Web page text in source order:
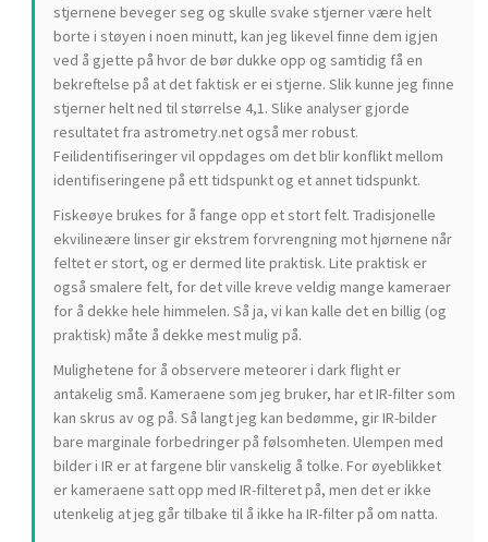
stjernene beveger seg og skulle svake stjerner være helt
borte i støyen i noen minutt, kan jeg likevel finne dem igjen
ved å gjette på hvor de bør dukke opp og samtidig få en
bekreftelse på at det faktisk er ei stjerne. Slik kunne jeg finne
stjerner helt ned til størrelse 4,1. Slike analyser gjorde
resultatet fra astrometry.net også mer robust.
Feilidentifiseringer vil oppdages om det blir konflikt mellom
identifiseringene på ett tidspunkt og et annet tidspunkt.
Fiskeøye brukes for å fange opp et stort felt. Tradisjonelle
ekvilineære linser gir ekstrem forvrengning mot hjørnene når
feltet er stort, og er dermed lite praktisk. Lite praktisk er
også smalere felt, for det ville kreve veldig mange kameraer
for å dekke hele himmelen. Så ja, vi kan kalle det en billig (og
praktisk) måte å dekke mest mulig på.
Mulighetene for å observere meteorer i dark flight er
antakelig små. Kameraene som jeg bruker, har et IR-filter som
kan skrus av og på. Så langt jeg kan bedømme, gir IR-bilder
bare marginale forbedringer på følsomheten. Ulempen med
bilder i IR er at fargene blir vanskelig å tolke. For øyeblikket
er kameraene satt opp med IR-filteret på, men det er ikke
utenkelig at jeg går tilbake til å ikke ha IR-filter på om natta.